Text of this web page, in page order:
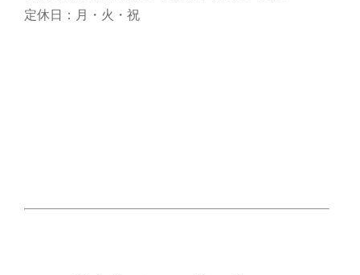
定休日：月・火・祝